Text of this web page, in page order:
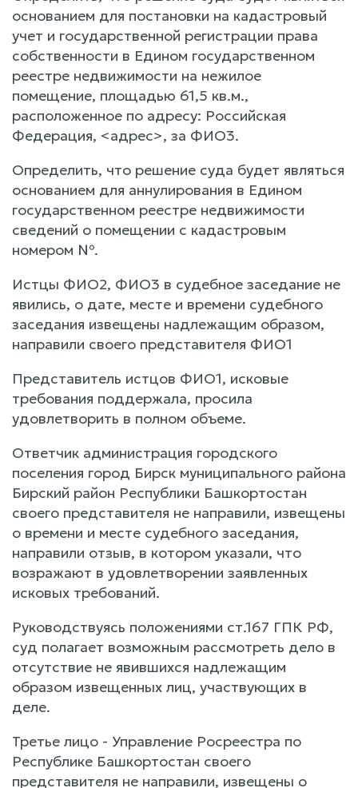
основанием для постановки на кадастровый
учет и государственной регистрации права
собственности в Едином государственном
реестре недвижимости на нежилое
помещение, площадью 61,5 кв.м.,
расположенное по адресу: Российская
Федерация, <адрес>, за ФИО3.
Определить, что решение суда будет являться
основанием для аннулирования в Едином
государственном реестре недвижимости
сведений о помещении с кадастровым
номером №.
Истцы ФИО2, ФИО3 в судебное заседание не
явились, о дате, месте и времени судебного
заседания извещены надлежащим образом,
направили своего представителя ФИО1
Представитель истцов ФИО1, исковые
требования поддержала, просила
удовлетворить в полном объеме.
Ответчик администрация городского
поселения город Бирск муниципального района
Бирский район Республики Башкортостан
своего представителя не направили, извещены
о времени и месте судебного заседания,
направили отзыв, в котором указали, что
возражают в удовлетворении заявленных
исковых требований.
Руководствуясь положениями ст.167 ГПК РФ,
суд полагает возможным рассмотреть дело в
отсутствие не явившихся надлежащим
образом извещенных лиц, участвующих в
деле.
Третье лицо - Управление Росреестра по
Республике Башкортостан своего
представителя не направили, извещены о